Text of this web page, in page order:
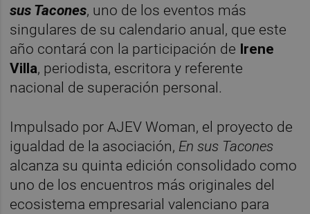
sus Tacones, uno de los eventos más
singulares de su calendario anual, que este
año contará con la participación de Irene
Villa, periodista, escritora y referente
nacional de superación personal.
Impulsado por AJEV Woman, el proyecto de
igualdad de la asociación, En sus Tacones
alcanza su quinta edición consolidado como
uno de los encuentros más originales del
ecosistema empresarial valenciano para